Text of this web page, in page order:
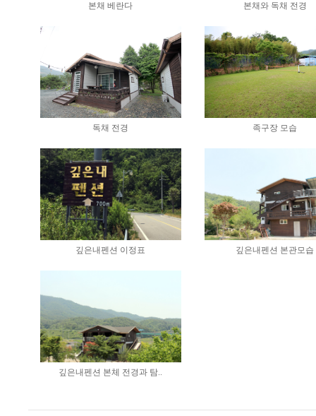
본채 베란다 본채와 독채 전경
독채 전경 족구장 모습
깊은내펜션 이정표 깊은내펜션 본관모습
깊은내펜션 본체 전경과 탐..